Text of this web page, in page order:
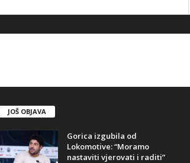
JOŠ OBJAVA
Gorica izgubila od
Lokomotive: “Moramo
nastaviti vjerovati i raditi”